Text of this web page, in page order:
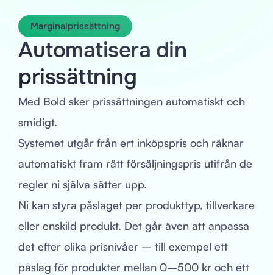
Marginalprissättning
Automatisera din
prissättning
Med Bold sker prissättningen automatiskt och
smidigt.
Systemet utgår från ert inköpspris och räknar
automatiskt fram rätt försäljningspris utifrån de
regler ni själva sätter upp.
Ni kan styra påslaget per produkttyp, tillverkare
eller enskild produkt. Det går även att anpassa
det efter olika prisnivåer – till exempel ett
påslag för produkter mellan 0–500 kr och ett